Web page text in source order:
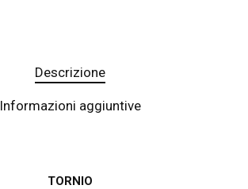
Descrizione
Informazioni aggiuntive
TORNIO